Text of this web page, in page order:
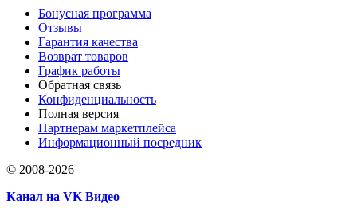
Бонусная программа
Отзывы
Гарантия качества
Возврат товаров
График работы
Обратная связь
Конфиденциальность
Полная версия
Партнерам маркетплейса
Информационный посредник
© 2008-2026
Канал на VK Видео